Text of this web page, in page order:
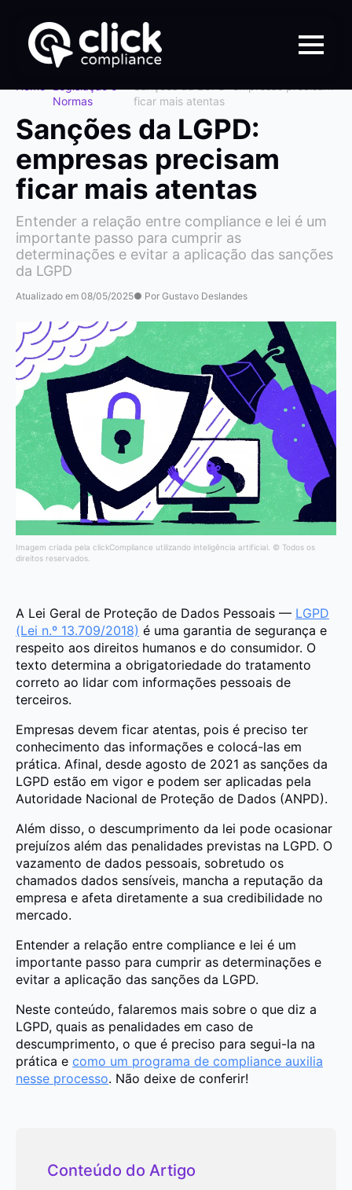
Normas
ficar mais atentas
Sanções da LGPD:
empresas precisam
ficar mais atentas
Entender a relação entre compliance e lei é um
importante passo para cumprir as
determinações e evitar a aplicação das sanções
da LGPD
Atualizado em 08/05/2025● Por Gustavo Deslandes
Imagem criada pela clickCompliance utilizando inteligência artificial. © Todos os
direitos reservados.
A Lei Geral de Proteção de Dados Pessoais — LGPD
(Lei n.º 13.709/2018) é uma garantia de segurança e
respeito aos direitos humanos e do consumidor. O
texto determina a obrigatoriedade do tratamento
correto ao lidar com informações pessoais de
terceiros.
Empresas devem ficar atentas, pois é preciso ter
conhecimento das informações e colocá-las em
prática. Afinal, desde agosto de 2021 as sanções da
LGPD estão em vigor e podem ser aplicadas pela
Autoridade Nacional de Proteção de Dados (ANPD).
Além disso, o descumprimento da lei pode ocasionar
prejuízos além das penalidades previstas na LGPD. O
vazamento de dados pessoais, sobretudo os
chamados dados sensíveis, mancha a reputação da
empresa e afeta diretamente a sua credibilidade no
mercado.
Entender a relação entre compliance e lei é um
importante passo para cumprir as determinações e
evitar a aplicação das sanções da LGPD.
Neste conteúdo, falaremos mais sobre o que diz a
LGPD, quais as penalidades em caso de
descumprimento, o que é preciso para segui-la na
prática e como um programa de compliance auxilia
nesse processo. Não deixe de conferir!
Conteúdo do Artigo